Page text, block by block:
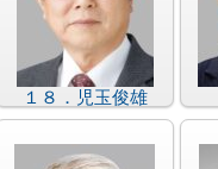
１８．児玉俊雄